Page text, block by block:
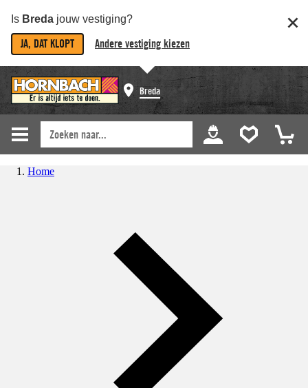
Is Breda jouw vestiging?
JA, DAT KLOPT Andere vestiging kiezen
Breda
Home